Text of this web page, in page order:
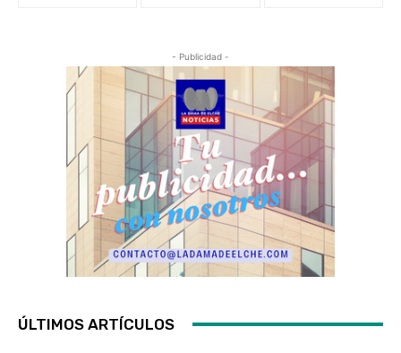
- Publicidad -
ÚLTIMOS ARTÍCULOS